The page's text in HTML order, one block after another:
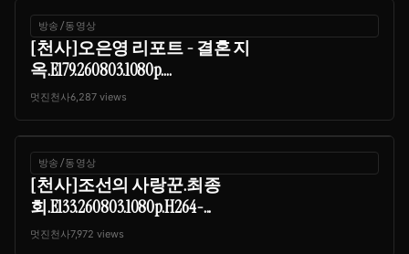
방송/동영상
[천사]오은영 리포트 - 결혼 지
옥.E179.260803.1080p....
멋진천사6,287 views
방송/동영상
[천사]조선의 사랑꾼.최종
회.E133.260803.1080p.H264-...
멋진천사7,972 views